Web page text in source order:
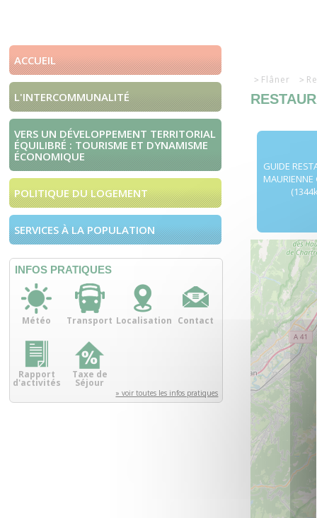
ACCUEIL
L'INTERCOMMUNALITÉ
VERS UN DÉVELOPPEMENT TERRITORIAL
ÉQUILIBRÉ : TOURISME ET DYNAMISME
ÉCONOMIQUE
POLITIQUE DU LOGEMENT
SERVICES À LA POPULATION
INFOS PRATIQUES
Météo Transport Localisation Contact
Rapport
d'activités
Taxe de
Séjour
» voir toutes les infos pratiques
Flâner
GUIDE
MAURIENNE